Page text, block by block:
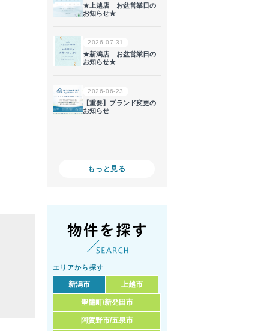
もっと見る
エリアから探す
新潟市 上越市
聖籠町/新発田市
阿賀野市/五泉市